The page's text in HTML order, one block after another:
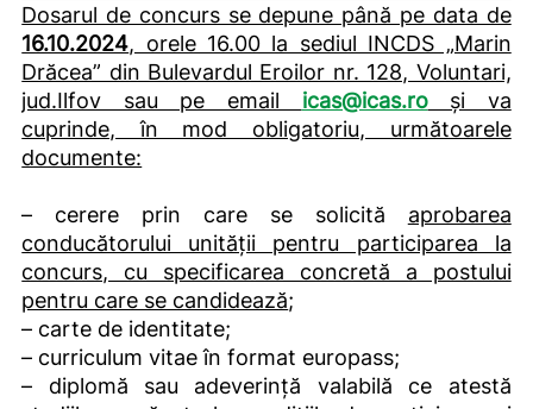
Dosarul de concurs se depune până pe data de
16.10.2024, orele 16.00 la sediul INCDS „Marin
Drăcea” din Bulevardul Eroilor nr. 128, Voluntari,
jud.Ilfov sau pe email icas@icas.roși va
cuprinde, în mod obligatoriu, următoarele
documente:
– cerere prin care se solicită aprobarea
conducătorului unităţii pentru participarea la
concurs, cu specificarea concretă a postului
pentru care se candidează;
– carte de identitate;
– curriculum vitae în format europass;
– diplomă sau adeverință valabilă ce atestă